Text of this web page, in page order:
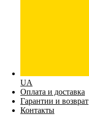
UA
Оплата и доставка
Гарантии и возврат
Контакты